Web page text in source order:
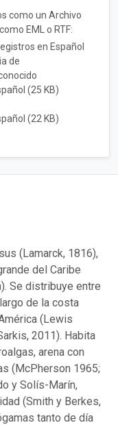
como un Archivo
EML o RTF:
en Español
de
(25 KB)
(22 KB)
(Lamarck, 1816),
del Caribe
Se distribuye entre
de la costa
(Lewis
2011). Habita
arena con
(McPherson 1965;
y Solís-Marín,
(Smith y Berkes,
tanto de día